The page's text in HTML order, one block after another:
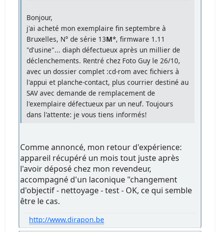
Bonjour,
j'ai acheté mon exemplaire fin septembre à
Bruxelles, N° de série 13M*, firmware 1.11
"d'usine"... diaph défectueux après un millier de
déclenchements. Rentré chez Foto Guy le 26/10,
avec un dossier complet :cd-rom avec fichiers à
l'appui et planche-contact, plus courrier destiné au
SAV avec demande de remplacement de
l'exemplaire défectueux par un neuf. Toujours
dans l'attente: je vous tiens informés!
Comme annoncé, mon retour d'expérience:
appareil récupéré un mois tout juste après
l'avoir déposé chez mon revendeur,
accompagné d'un laconique "changement
d'objectif - nettoyage - test - OK, ce qui semble
être le cas.
http://www.dirapon.be